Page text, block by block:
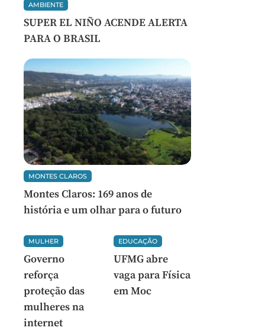
AMBIENTE
SUPER EL NIÑO ACENDE ALERTA
PARA O BRASIL
MONTES CLAROS
Montes Claros: 169 anos de
história e um olhar para o futuro
MULHER
Governo
reforça
proteção das
mulheres na
internet
EDUCAÇÃO
UFMG abre
vaga para Física
em Moc